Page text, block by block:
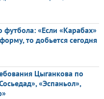
футбола: «Если «Карабах»
то добьется сегодня
Цыганкова по
«Эспаньол»,